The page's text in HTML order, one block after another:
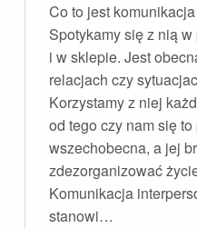
Co to jest
Spotykamy się z nią
i w sklepie. Jest
relacjach czy
Korzystamy z niej
od tego czy nam się
wszechobecna, a jej
zdezorganizować
Komunikacja
stanowi…